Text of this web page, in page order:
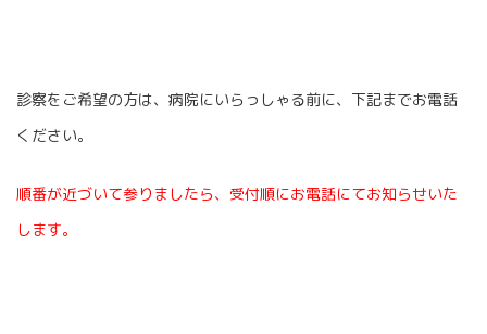
診察をご希望の方は、病院にいらっしゃる前に、下記までお電話
ください。
順番が近づいて参りましたら、受付順にお電話にてお知らせいた
します。